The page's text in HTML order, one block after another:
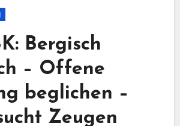
Bergisch
– Offene
beglichen –
Zeugen